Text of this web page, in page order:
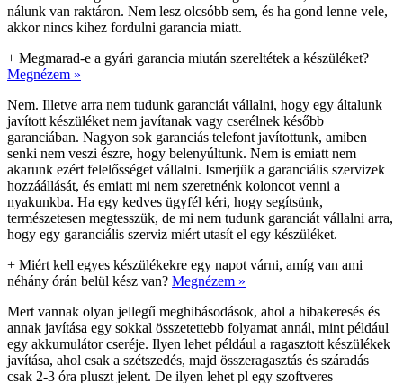
nálunk van raktáron. Nem lesz olcsóbb sem, és ha gond lenne vele,
akkor nincs kihez fordulni garancia miatt.
+ Megmarad-e a gyári garancia miután szereltétek a készüléket?
Megnézem »
Nem. Illetve arra nem tudunk garanciát vállalni, hogy egy általunk
javított készüléket nem javítanak vagy cserélnek később
garanciában. Nagyon sok garanciás telefont javítottunk, amiben
senki nem veszi észre, hogy belenyúltunk. Nem is emiatt nem
akarunk ezért felelősséget vállalni. Ismerjük a garanciális szervizek
hozzáállását, és emiatt mi nem szeretnénk koloncot venni a
nyakunkba. Ha egy kedves ügyfél kéri, hogy segítsünk,
természetesen megtesszük, de mi nem tudunk garanciát vállalni arra,
hogy egy garanciális szerviz miért utasít el egy készüléket.
+ Miért kell egyes készülékekre egy napot várni, amíg van ami
néhány órán belül kész van? Megnézem »
Mert vannak olyan jellegű meghibásodások, ahol a hibakeresés és
annak javítása egy sokkal összetettebb folyamat annál, mint például
egy akkumulátor cseréje. Ilyen lehet például a ragasztott készülékek
javítása, ahol csak a szétszedés, majd összeragasztás és száradás
csak 2-3 óra pluszt jelent. De ilyen lehet pl egy szoftveres